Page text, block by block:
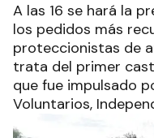
A las 16 se hará la
los pedidos más
proteccionistas de
trata del primer
que fue impulsado
Voluntarios,